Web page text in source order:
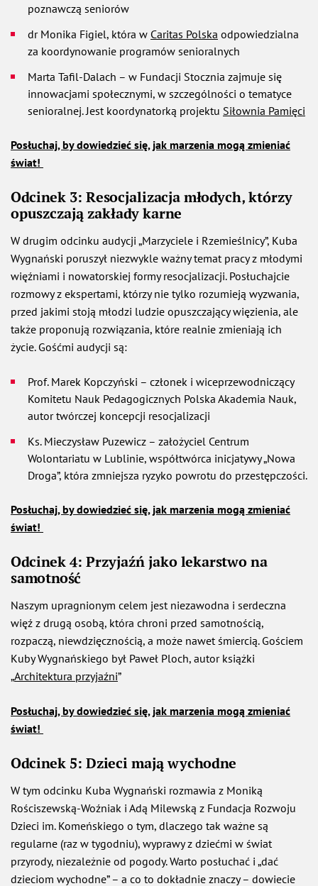
poznawczą seniorów
dr Monika Figiel, która w Caritas Polska odpowiedzialna
za koordynowanie programów senioralnych
Marta Tafil-Dalach – w Fundacji Stocznia zajmuje się
innowacjami społecznymi, w szczególności o tematyce
senioralnej. Jest koordynatorką projektu Siłownia Pamięci
Posłuchaj, by dowiedzieć się, jak marzenia mogą zmieniać
świat!
Odcinek 3: Resocjalizacja młodych, którzy
opuszczają zakłady karne
W drugim odcinku audycji „Marzyciele i Rzemieślnicy”, Kuba
Wygnański poruszył niezwykle ważny temat pracy z młodymi
więźniami i nowatorskiej formy resocjalizacji. Posłuchajcie
rozmowy z ekspertami, którzy nie tylko rozumieją wyzwania,
przed jakimi stoją młodzi ludzie opuszczający więzienia, ale
także proponują rozwiązania, które realnie zmieniają ich
życie. Gośćmi audycji są:
Prof. Marek Kopczyński – członek i wiceprzewodniczący
Komitetu Nauk Pedagogicznych Polska Akademia Nauk,
autor twórczej koncepcji resocjalizacji
Ks. Mieczysław Puzewicz – założyciel Centrum
Wolontariatu w Lublinie, współtwórca inicjatywy „Nowa
Droga”, która zmniejsza ryzyko powrotu do przestępczości.
Posłuchaj, by dowiedzieć się, jak marzenia mogą zmieniać
świat!
Odcinek 4: Przyjaźń jako lekarstwo na
samotność
Naszym upragnionym celem jest niezawodna i serdeczna
więź z drugą osobą, która chroni przed samotnością,
rozpaczą, niewdzięcznością, a może nawet śmiercią. Gościem
Kuby Wygnańskiego był Paweł Ploch, autor książki
„Architektura przyjaźni”
Posłuchaj, by dowiedzieć się, jak marzenia mogą zmieniać
świat!
Odcinek 5: Dzieci mają wychodne
W tym odcinku Kuba Wygnański rozmawia z Moniką
Rościszewską-Woźniak i Adą Milewską z Fundacja Rozwoju
Dzieci im. Komeńskiego o tym, dlaczego tak ważne są
regularne (raz w tygodniu), wyprawy z dziećmi w świat
przyrody, niezależnie od pogody. Warto posłuchać i „dać
dzieciom wychodne” – a co to dokładnie znaczy – dowiecie